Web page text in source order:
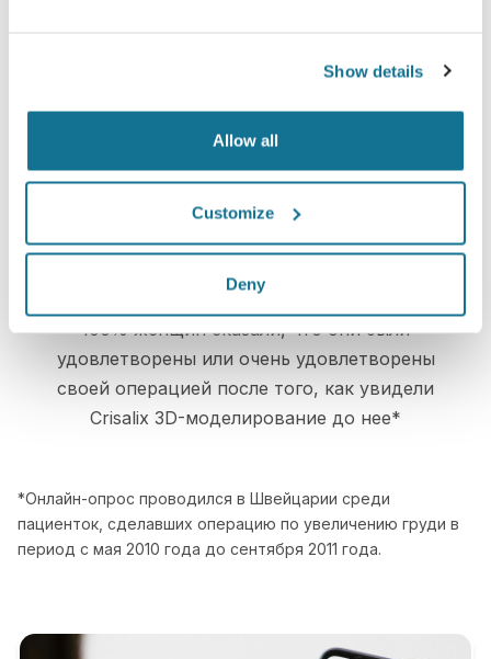
Show details
Allow all
Customize
Deny
Довольны
100% женщин сказали, что они были
удовлетворены или очень удовлетворены
своей операцией после того, как увидели
Crisalix 3D-моделирование до нее*
*Онлайн-опрос проводился в Швейцарии среди
пациенток, сделавших операцию по увеличению груди в
период с мая 2010 года до сентября 2011 года.